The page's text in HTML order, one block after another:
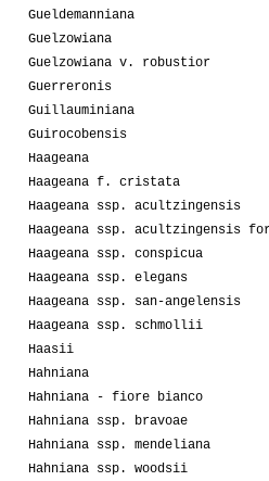
Gueldemanniana
Guelzowiana
Guelzowiana v. robustior
Guerreronis
Guillauminiana
Guirocobensis
Haageana
Haageana f. cristata
Haageana ssp. acultzingensis
Haageana ssp. acultzingensis
Haageana ssp. conspicua
Haageana ssp. elegans
Haageana ssp. san-angelensis
Haageana ssp. schmollii
Haasii
Hahniana
Hahniana - fiore bianco
Hahniana ssp. bravoae
Hahniana ssp. mendeliana
Hahniana ssp. woodsii